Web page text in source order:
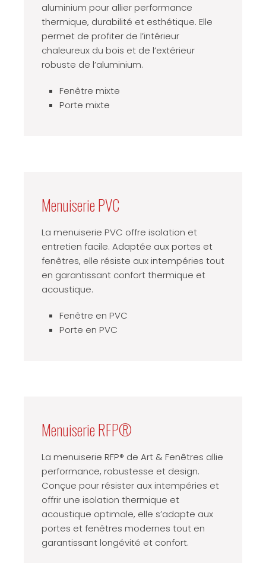
aluminium pour allier performance
thermique, durabilité et esthétique. Elle
permet de profiter de l’intérieur
chaleureux du bois et de l’extérieur
robuste de l’aluminium.
Fenêtre mixte
Porte mixte
Menuiserie PVC
La menuiserie PVC offre isolation et
entretien facile. Adaptée aux portes et
fenêtres, elle résiste aux intempéries tout
en garantissant confort thermique et
acoustique.
Fenêtre en PVC
Porte en PVC
Menuiserie RFP®
La menuiserie RFP® de Art & Fenêtres allie
performance, robustesse et design.
Conçue pour résister aux intempéries et
offrir une isolation thermique et
acoustique optimale, elle s’adapte aux
portes et fenêtres modernes tout en
garantissant longévité et confort.